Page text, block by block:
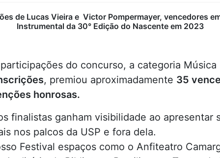
de Lucas Vieira e Victor Pompermayer, vencedores
Instrumental da 30° Edição do Nascente em 2023
do concurso, a categoria Música
, premiou aproximadamente 35
honrosas.
finalistas ganham visibilidade ao apresentar
nos palcos da USP e fora dela.
Festival espaços como o Anfiteatro